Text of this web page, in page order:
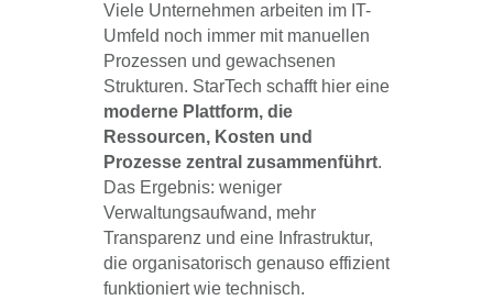
Viele Unternehmen arbeiten im IT-
Umfeld noch immer mit manuellen
Prozessen und gewachsenen
Strukturen. StarTech schafft hier eine
moderne Plattform, die
Ressourcen, Kosten und
Prozesse zentral zusammenführt.
Das Ergebnis: weniger
Verwaltungsaufwand, mehr
Transparenz und eine Infrastruktur,
die organisatorisch genauso effizient
funktioniert wie technisch.